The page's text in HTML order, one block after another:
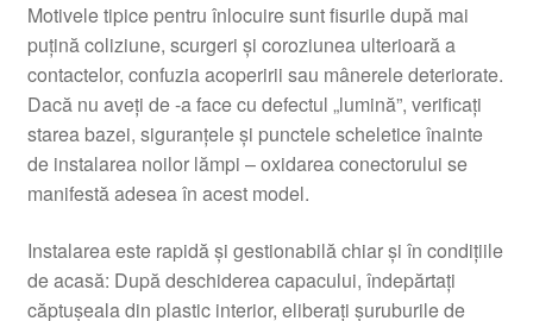
Motivele tipice pentru înlocuire sunt fisurile după mai
puțină coliziune, scurgeri și coroziunea ulterioară a
contactelor, confuzia acoperirii sau mânerele deteriorate.
Dacă nu aveți de -a face cu defectul „lumină”, verificați
starea bazei, siguranțele și punctele scheletice înainte
de instalarea noilor lămpi – oxidarea conectorului se
manifestă adesea în acest model.
Instalarea este rapidă și gestionabilă chiar și în condițiile
de acasă: După deschiderea capacului, îndepărtați
căptușeala din plastic interior, eliberați șuruburile de